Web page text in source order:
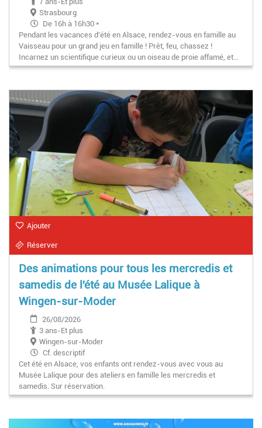
Strasbourg
De 16h à 16h30 *
* Changement d’horaire le week-end du 15 et 16 août – de
14h à 14h30.
Pendant les vacances d'été en Alsace, rendez-vous en famille au
Vaisseau pour un grand jeu en famille ! Prêt, feu, chassez !
Incarnez un scientifique curieux ou un oiseau de proie affamé, et…
Ajouter
Réserver
Des animations pour tous les mercredis et
samedis de l'été au Musée Lalique à
Wingen-sur-Moder
26/08/2026
3 ans-Et plus
Wingen-sur-Moder
Cf. descriptif
Cet été en Alsace, vos enfants ont rendez-vous avec vous au
Musée Lalique pour des ateliers en famille les mercredis et
samedis. Sur réservation.